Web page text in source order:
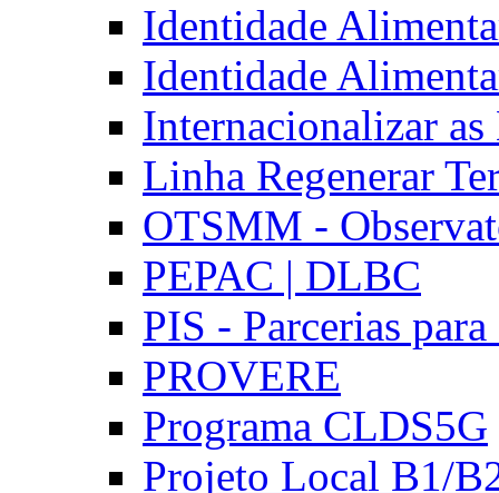
Identidade
Identidade
Internacionalizar
Linha Regenerar
OTSMM -
PEPAC | DLBC
PIS - Parcerias
PROVERE
Programa CLDS5G
Projeto Local B1/